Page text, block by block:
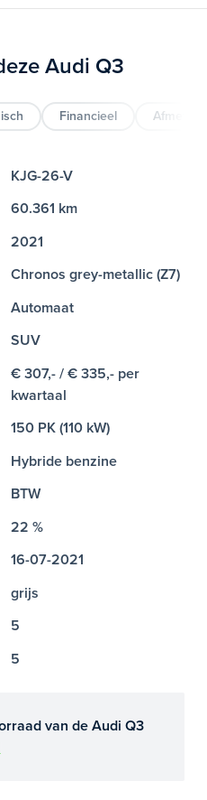
Audi Q3
Financieel
KJG-26-V
60.361 km
2021
Chronos grey-metallic (Z7)
Automaat
SUV
€ 307,- / € 335,- per
kwartaal
150 PK (110 kW)
Hybride benzine
BTW
22 %
16-07-2021
grijs
5
5
van de Audi Q3